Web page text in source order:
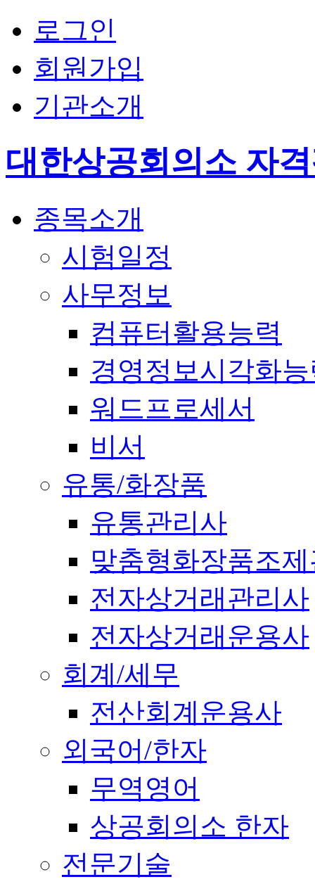
로그인
회원가입
기관소개
대한상공회의소 자
종목소개
시험일정
사무정보
컴퓨터활용능력
경영정보시각화
워드프로세서
비서
유통/화장품
유통관리사
맞춤형화장품조
전자상거래관리사
전자상거래운용사
회계/세무
전산회계운용사
외국어/한자
무역영어
상공회의소 한자
전문기술